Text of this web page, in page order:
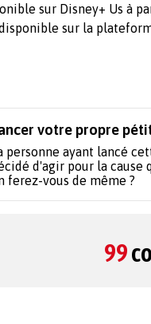
sur Disney+ Us à
sur la
votre propre
personne ayant lancé
d'agir pour la cause
ferez-vous de même ?
99